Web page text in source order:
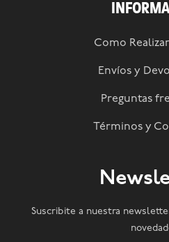
Como
Envíos y
Preguntas
Términos y
Suscribite a nuestra